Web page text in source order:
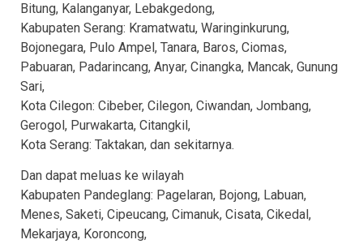
Bitung, Kalanganyar, Lebakgedong,
Kabupaten Serang: Kramatwatu, Waringinkurung,
Bojonegara, Pulo Ampel, Tanara, Baros, Ciomas,
Pabuaran, Padarincang, Anyar, Cinangka, Mancak, Gunung
Sari,
Kota Cilegon: Cibeber, Cilegon, Ciwandan, Jombang,
Gerogol, Purwakarta, Citangkil,
Kota Serang: Taktakan, dan sekitarnya.
Dan dapat meluas ke wilayah
Kabupaten Pandeglang: Pagelaran, Bojong, Labuan,
Menes, Saketi, Cipeucang, Cimanuk, Cisata, Cikedal,
Mekarjaya, Koroncong,